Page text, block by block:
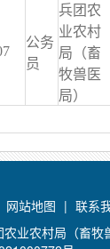
公务
员
兵团农
业农村
局（畜
牧兽医
局）
网站地图 | 联系
业农村局（畜牧